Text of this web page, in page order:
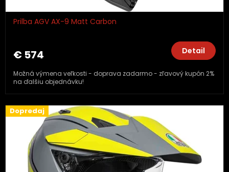
Prilba AGV AX-9 Matt Carbon
€ 574 Detail
Možná výmena veľkosti - doprava zadarmo - zľavový kupón 2%
na ďalšiu objednávku!
Dopredaj